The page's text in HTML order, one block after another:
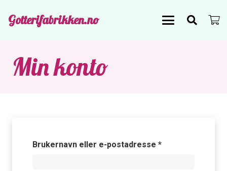
Gotterifabrikken.no
Min konto
Brukernavn eller e-postadresse *Påkrevd